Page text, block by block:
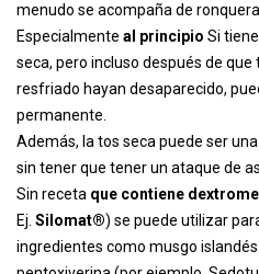
menudo se acompaña de ronquera.
Especialmente al principio Si
seca, pero incluso después de
resfriado hayan desaparecido,
permanente.
Además, la tos seca puede ser
sin tener que tener un ataque de
Sin receta que contiene
Ej. Silomat®) se puede utilizar
ingredientes como musgo